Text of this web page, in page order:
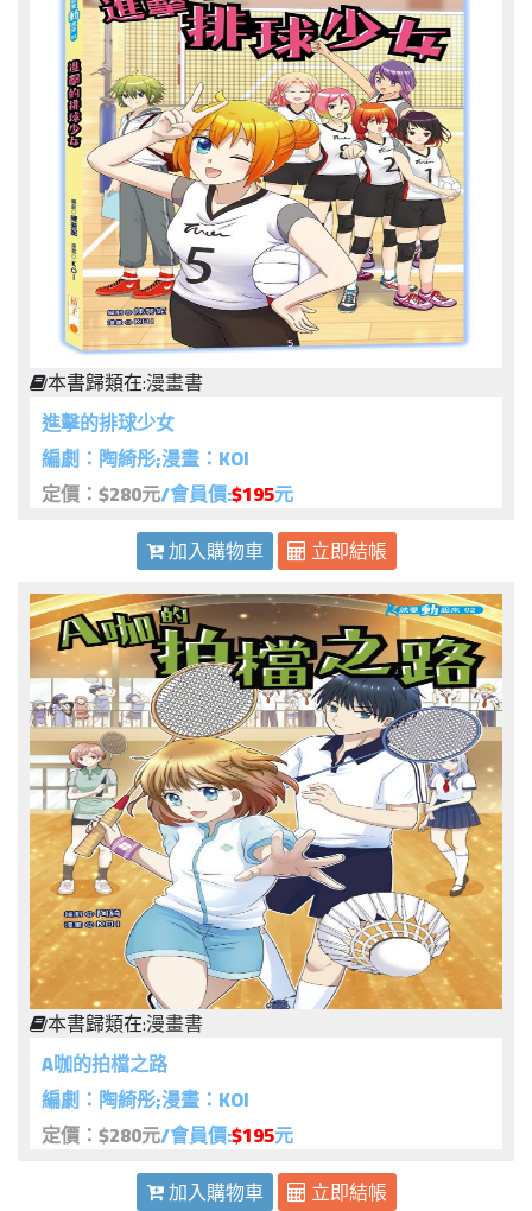
本書歸類在:漫畫書
進擊的排球少女
編劇：陶綺彤;漫畫：KOI
定價：$280元/會員價:$195元
加入購物車
立即結帳
本書歸類在:漫畫書
A咖的拍檔之路
編劇：陶綺彤;漫畫：KOI
定價：$280元/會員價:$195元
加入購物車
立即結帳